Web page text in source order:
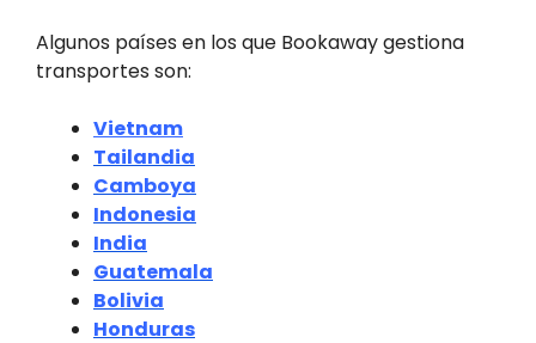
Algunos países en los que Bookaway gestiona
transportes son:
Vietnam
Tailandia
Camboya
Indonesia
India
Guatemala
Bolivia
Honduras